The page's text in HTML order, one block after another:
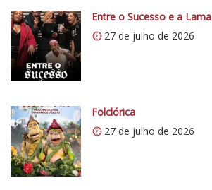
0
.
w
p
.
o
m
/
v
e
Entre o Sucesso e a Lama
27 de julho de 2026
Folclórica
27 de julho de 2026